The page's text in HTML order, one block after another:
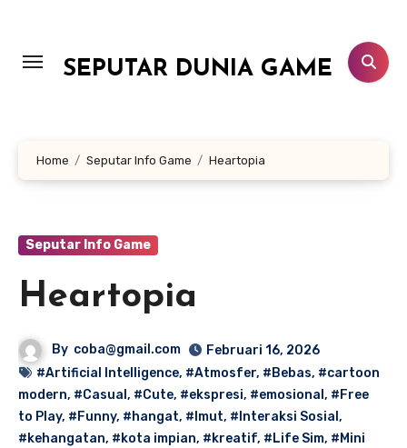
konten
SEPUTAR DUNIA GAME
Home Seputar Info Game Heartopia
Seputar Info Game
Heartopia
By coba@gmail.com
Februari 16, 2026
#Artificial Intelligence, #Atmosfer, #Bebas, #cartoon
modern, #Casual , #Cute, #ekspresi, #emosional , #Free
to Play, #Funny, #hangat, #Imut, #Interaksi Sosial ,
#kehangatan, #kota impian, #kreatif, #Life Sim, #Mini